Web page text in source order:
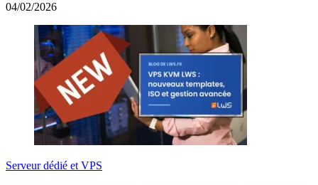
04/02/2026
Serveur dédié et VPS